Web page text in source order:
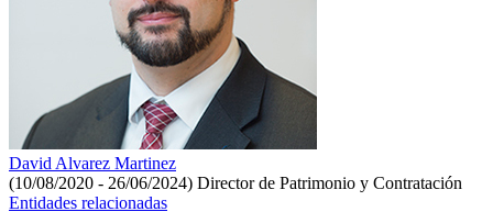
David Alvarez Martinez
(10/08/2020 - 26/06/2024) Director de Patrimonio y Contratación
Entidades relacionadas